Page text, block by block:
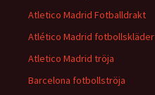
Atletico Madrid Fotballdrakt
Atlético Madrid fotbollskläder
Atletico Madrid tröja
Barcelona fotbollströja